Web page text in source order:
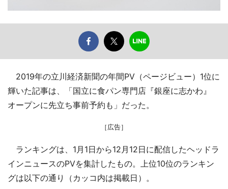
2019年の立川経済新聞の年間PV（ページビュー）1位に
輝いた記事は、「国立に食パン専門店『銀座に志かわ』
オープンに先立ち事前予約も」だった。
［広告］
ランキングは、1月1日から12月12日に配信したヘッドラ
インニュースのPVを集計したもの。上位10位のランキン
グは以下の通り（カッコ内は掲載日）。